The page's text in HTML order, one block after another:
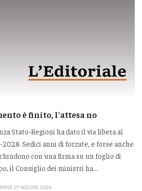
è finito, l'attesa no
Stato-Regioni ha dato il via libera al
Sedici anni di forzate, e forse anche
con una firma su un foglio di
il Consiglio dei ministri ha...
07 AGOSTO 2026